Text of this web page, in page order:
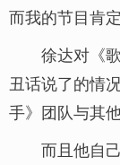
而我的节目肯
徐达对《
丑话说了的情
手》团队与其
而且他自